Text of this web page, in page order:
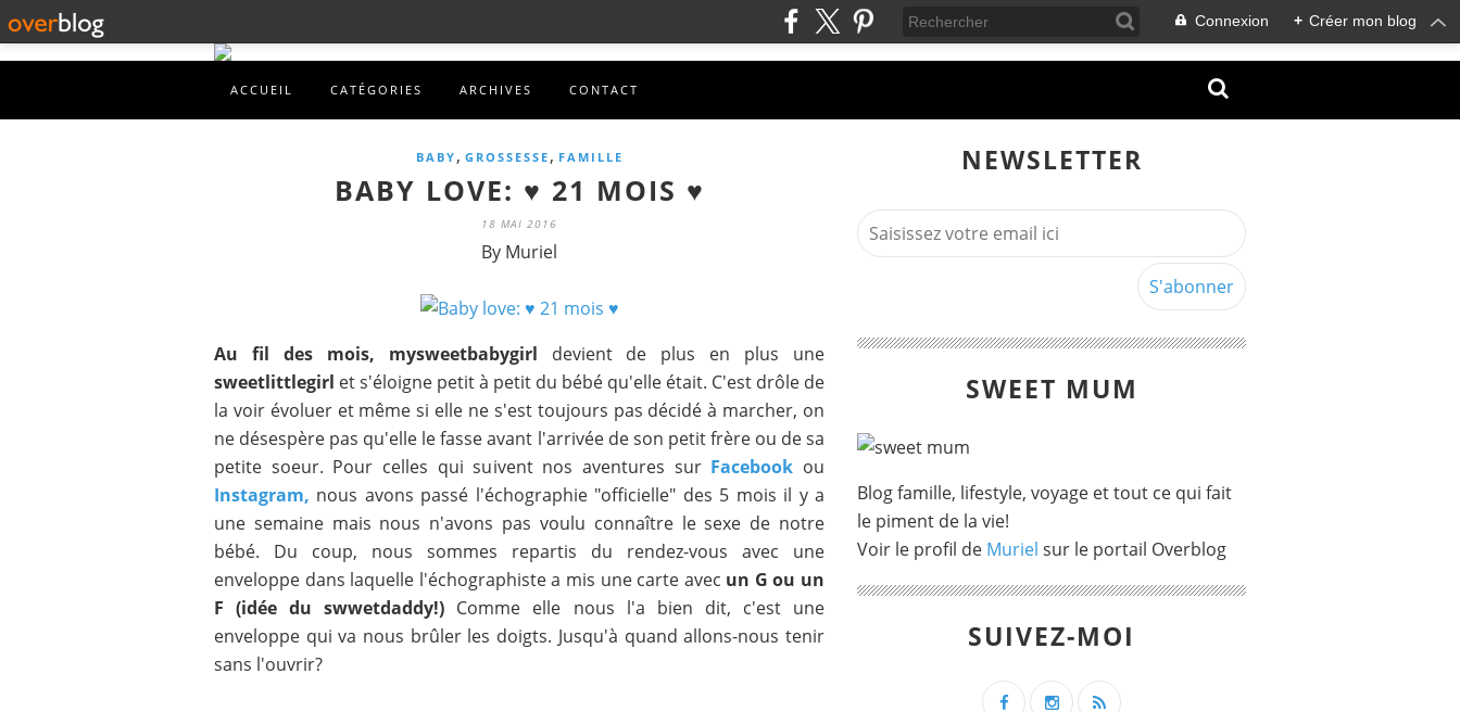
Connexion + Créer mon blog
ACCUEIL CATÉGORIES ARCHIVES CONTACT
BABY , GROSSESSE , FAMILLE
BABY LOVE: ♥ 21 MOIS ♥
18 MAI 2016
By Muriel
Au fil des mois, mysweetbabygirl devient de plus en plus une
sweetlittlegirl et s'éloigne petit à petit du bébé qu'elle était. C'est drôle de
la voir évoluer et même si elle ne s'est toujours pas décidé à marcher, on
ne désespère pas qu'elle le fasse avant l'arrivée de son petit frère ou de sa
petite soeur. Pour celles qui suivent nos aventures sur Facebook ou
Instagram, nous avons passé l'échographie "officielle" des 5 mois il y a
une semaine mais nous n'avons pas voulu connaître le sexe de notre
bébé. Du coup, nous sommes repartis du rendez-vous avec une
enveloppe dans laquelle l'échographiste a mis une carte avec un G ou un
F (idée du swwetdaddy!) Comme elle nous l'a bien dit, c'est une
enveloppe qui va nous brûler les doigts. Jusqu'à quand allons-nous tenir
sans l'ouvrir?
NEWSLETTER
SWEET MUM
Blog famille, lifestyle, voyage et tout ce qui fait
le piment de la vie!
Voir le profil de Muriel sur le portail Overblog
SUIVEZ-MOI